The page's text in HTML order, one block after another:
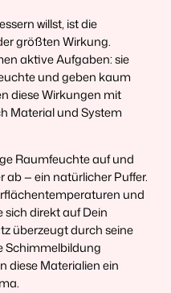
willst, ist die
größten Wirkung.
aktive Aufgaben: sie
und geben kaum
diese Wirkungen mit
Material und System
Raumfeuchte auf und
ab — ein natürlicher Puffer.
und
direkt auf Dein
überzeugt durch seine
Schimmelbildung
diese Materialien ein